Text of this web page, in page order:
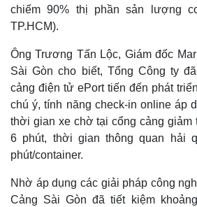
Kinh tế
Khởi nghiệp
Thị
Giá
Tiêu
Tỷ giá
Giá
chiếm 90% thị phần sản lượng
TP.HCM).
Ông Trương Tấn Lộc, Giám đốc
Sài Gòn cho biết, Tổng Công ty
cảng điện tử ePort tiến đến phát
chú ý, tính năng check-in online áp
thời gian xe chờ tại cổng cảng giảm
6 phút, thời gian thông quan hải
phút/container.
Nhờ áp dụng các giải pháp công
Cảng Sài Gòn đã tiết kiệm